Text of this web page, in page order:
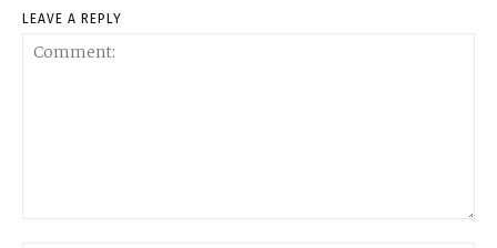
LEAVE A REPLY